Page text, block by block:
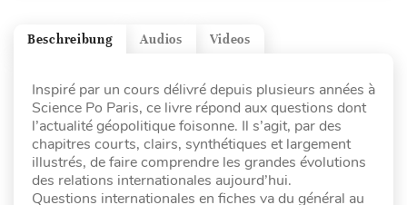
Videos
Audios
Beschreibung
Inspiré par un cours délivré depuis plusieurs années à
Science Po Paris, ce livre répond aux questions dont
l’actualité géopolitique foisonne. Il s’agit, par des
chapitres courts, clairs, synthétiques et largement
illustrés, de faire comprendre les grandes évolutions
des relations internationales aujourd’hui.
Questions internationales en fiches va du général au